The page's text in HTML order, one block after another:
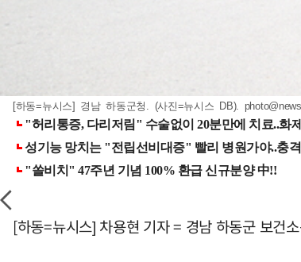
[하동=뉴시스] 경남 하동군청. (사진=뉴시스 DB).
[하동=뉴시스] 차용현 기자 = 경남 하동군 보건